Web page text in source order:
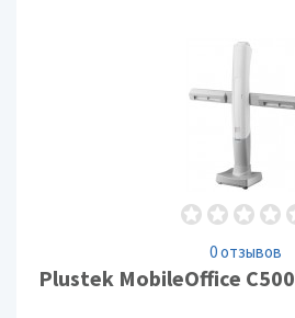
0 отзывов
Plustek MobileOffice C500